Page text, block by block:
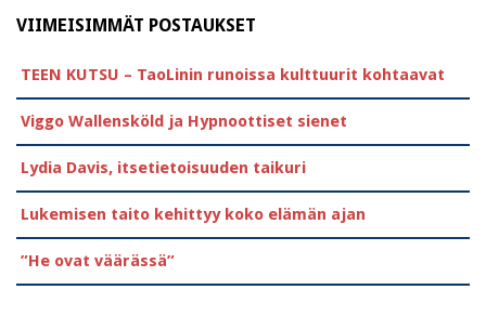
VIIMEISIMMÄT POSTAUKSET
TEEN KUTSU – TaoLinin runoissa kulttuurit kohtaavat
Viggo Wallensköld ja Hypnoottiset sienet
Lydia Davis, itsetietoisuuden taikuri
Lukemisen taito kehittyy koko elämän ajan
”He ovat väärässä”